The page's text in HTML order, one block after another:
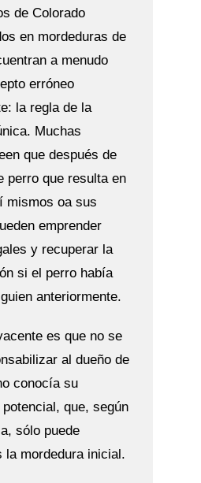
de Colorado
en mordeduras de
a menudo
erróneo
la regla de la
Muchas
que después de
perro que resulta en
mismos oa sus
emprender
y recuperar la
si el perro había
anteriormente.
es que no se
al dueño de
conocía su
que, según
sólo puede
la mordedura inicial.